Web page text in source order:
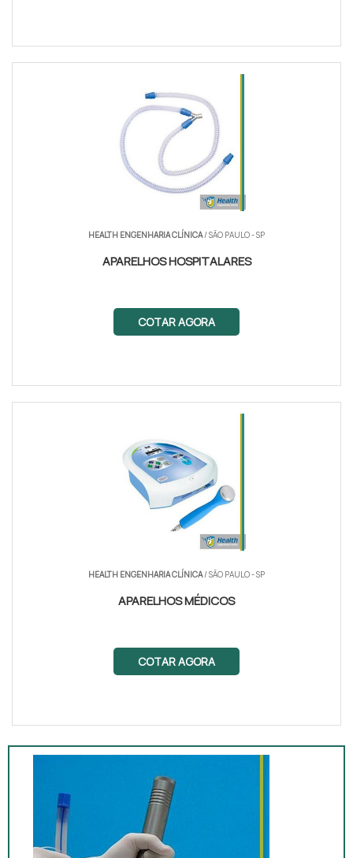
HEALTH ENGENHARIA CLÍNICA/ SÃO PAULO - SP
APARELHOS HOSPITALARES
COTAR AGORA
HEALTH ENGENHARIA CLÍNICA/ SÃO PAULO - SP
APARELHOS MÉDICOS
COTAR AGORA